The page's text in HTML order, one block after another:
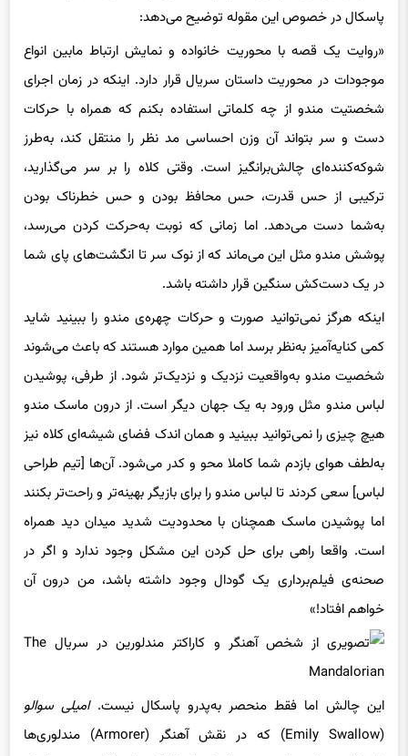
پاسکال در خصوص این مقوله توضیح می‌دهد:
«روایت یک قصه با محوریت خانواده و نمایش ارتباط مابین انواع
موجودات در محوریت داستان سریال قرار دارد. اینکه در زمان اجرای
شخصتیت مندو از چه کلماتی استفاده بکنم که همراه با حرکات
دست و سر بتواند آن وزن احساسی مد نظر را منتقل کند، به‌طرز
شوکه‌کننده‌ای چالش‌برانگیز است. وقتی کلاه را بر سر می‌گذارید،
ترکیبی از حس قدرت، حس محافظ بودن و حس خطرناک بودن
به‌شما دست می‌دهد. اما زمانی که نوبت به‌حرکت کردن می‌رسد،
پوشش مندو مثل این می‌ماند که از نوک سر تا انگشت‌های پای شما
در یک دست‌کش سنگین قرار داشته باشد.
اینکه هرگز نمی‌توانید صورت و حرکات چهره‌ی مندو را ببینید شاید
کمی کنایه‌آمیز به‌نظر برسد اما همین موارد هستند که باعث می‌شوند
شخصیت مندو به‌واقعیت نزدیک و نزدیک‌تر شود. از طرفی، پوشیدن
لباس مندو مثل ورود به یک جهان دیگر است. از درون ماسک مندو
هیچ چیزی را نمی‌توانید ببینید و همان اندک فضای شیشه‌ای کلاه نیز
به‌لطف هوای بازدم شما کاملا محو و کدر می‌شود. آن‌ها [تیم طراحی
لباس] سعی کردند تا لباس مندو را برای بازیگر بهینه‌تر و راحت‌تر بکنند
اما پوشیدن ماسک همچنان با محدودیت شدید میدان دید همراه
است. واقعا راهی برای حل کردن این مشکل وجود ندارد و اگر در
صحنه‌ی فیلم‌برداری یک گودال وجود داشته باشد، من درون آن
خواهم افتاد!»
این چالش اما فقط منحصر به‌پدرو پاسکال نیست.امیلی سوالو
(Emily Swallow) که در نقش آهنگر (Armorer) مندلوری‌ها